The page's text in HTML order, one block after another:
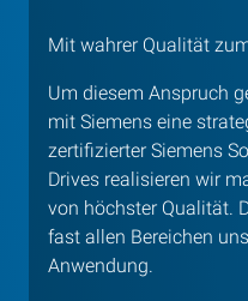
Mit wahrer Qualität
Um diesem Anspruch
mit Siemens eine
zertifizierter Siemens
Drives realisieren wir
von höchster Qualität.
fast allen Bereichen
Anwendung.